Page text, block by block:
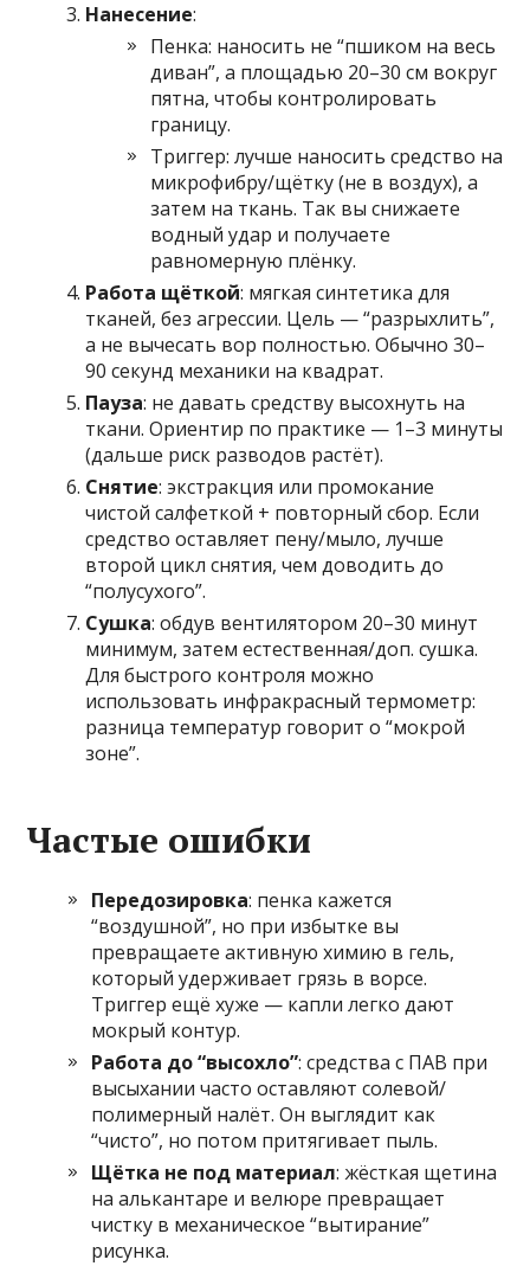
Нанесение:
Пенка: наносить не “пшиком на весь
диван”, а площадью 20–30 см вокруг
пятна, чтобы контролировать
границу.
Триггер: лучше наносить средство на
микрофибру/щётку (не в воздух), а
затем на ткань. Так вы снижаете
водный удар и получаете
равномерную плёнку.
Работа щёткой: мягкая синтетика для
тканей, без агрессии. Цель — “разрыхлить”,
а не вычесать вор полностью. Обычно 30–
90 секунд механики на квадрат.
Пауза: не давать средству высохнуть на
ткани. Ориентир по практике — 1–3 минуты
(дальше риск разводов растёт).
Снятие: экстракция или промокание
чистой салфеткой + повторный сбор. Если
средство оставляет пену/мыло, лучше
второй цикл снятия, чем доводить до
“полусухого”.
Сушка: обдув вентилятором 20–30 минут
минимум, затем естественная/доп. сушка.
Для быстрого контроля можно
использовать инфракрасный термометр:
разница температур говорит о “мокрой
зоне”.
Частые ошибки
Передозировка: пенка кажется
“воздушной”, но при избытке вы
превращаете активную химию в гель,
который удерживает грязь в ворсе.
Триггер ещё хуже — капли легко дают
мокрый контур.
Работа до “высохло”: средства с ПАВ при
высыхании часто оставляют солевой/
полимерный налёт. Он выглядит как
“чисто”, но потом притягивает пыль.
Щётка не под материал: жёсткая щетина
на алькантаре и велюре превращает
чистку в механическое “вытирание”
рисунка.